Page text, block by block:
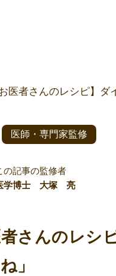
お医者さんのレシピ】
医師・専門家監修
の記事の監修者
学博士 大塚 亮
者さんのレシ
」